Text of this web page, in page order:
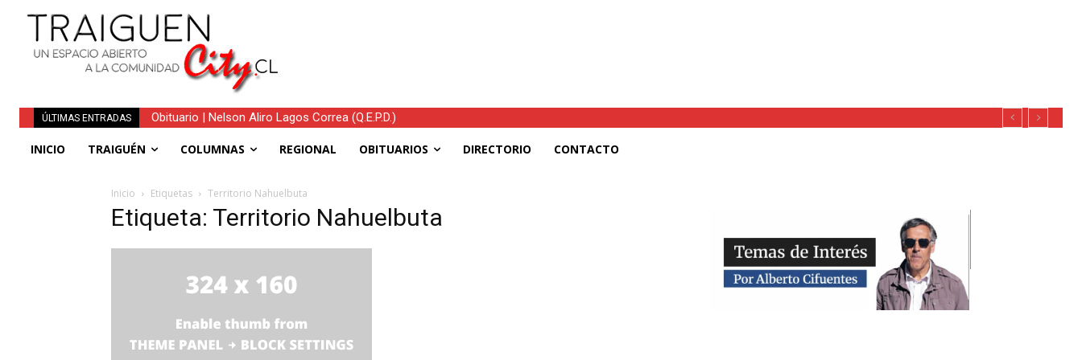
ÚLTIMAS ENTRADAS Obituario | Nelson Aliro Lagos Correa (Q.E.P.D.)
INICIO TRAIGUÉN COLUMNAS REGIONAL OBITUARIOS DIRECTORIO CONTACTO
Inicio Etiquetas Territorio Nahuelbuta
Etiqueta: Territorio Nahuelbuta